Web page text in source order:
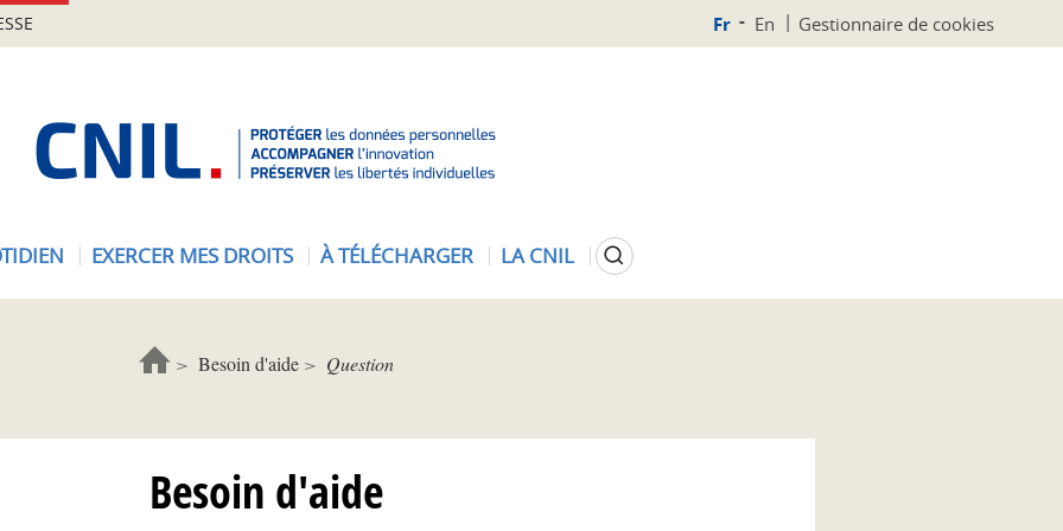
Fr En Gestionnaire de cookies
EXERCER MES DROITS À TÉLÉCHARGER LA CNIL Rechercher
Besoin d'aide Question
Besoin d'aide